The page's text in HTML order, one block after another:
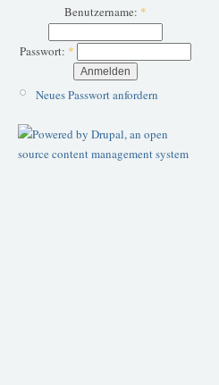
Benutzername: *
Passwort: *
Neues Passwort anfordern